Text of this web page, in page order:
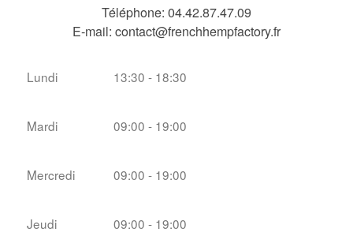
Téléphone: 04.42.87.47.09
E-mail: contact@frenchhempfactory.fr
Lundi 13:30 - 18:30
Mardi 09:00 - 19:00
Mercredi 09:00 - 19:00
Jeudi 09:00 - 19:00